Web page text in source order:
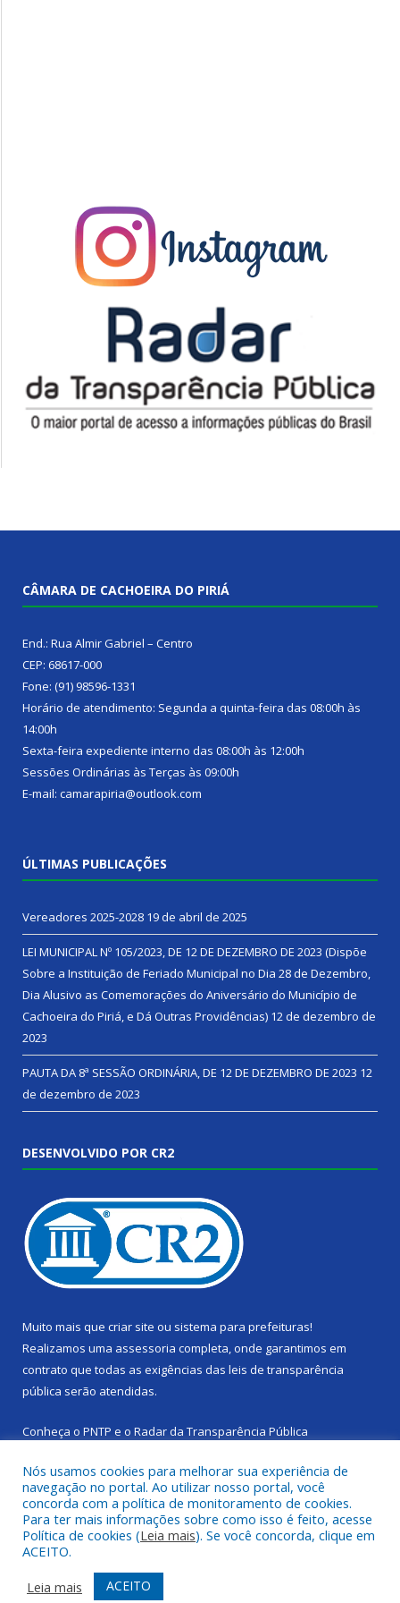
CÂMARA DE CACHOEIRA DO PIRIÁ
End.: Rua Almir Gabriel – Centro
CEP: 68617-000
Fone: (91) 98596-1331
Horário de atendimento: Segunda a quinta-feira das 08:00h às
14:00h
Sexta-feira expediente interno das 08:00h às 12:00h
Sessões Ordinárias às Terças às 09:00h
E-mail: camarapiria@outlook.com
ÚLTIMAS PUBLICAÇÕES
Vereadores 2025-2028 19 de abril de 2025
LEI MUNICIPAL Nº 105/2023, DE 12 DE DEZEMBRO DE 2023 (Dispõe
Sobre a Instituição de Feriado Municipal no Dia 28 de Dezembro,
Dia Alusivo as Comemorações do Aniversário do Município de
Cachoeira do Piriá, e Dá Outras Providências) 12 de dezembro de
2023
PAUTA DA 8ª SESSÃO ORDINÁRIA, DE 12 DE DEZEMBRO DE 2023 12
de dezembro de 2023
DESENVOLVIDO POR CR2
Muito mais que criar site ou sistema para prefeituras!
Realizamos uma assessoria completa, onde garantimos em
contrato que todas as exigências das leis de transparência
pública serão atendidas.
Conheça o PNTP e o Radar da Transparência Pública
Todos os direitos reservados a Câmara Municipal de Cachoeira
do Piriá.
Mapa do Site
Acessar Área Administrativa
Nós usamos cookies para melhorar sua experiência de
navegação no portal. Ao utilizar nosso portal, você
concorda com a política de monitoramento de cookies.
Para ter mais informações sobre como isso é feito, acesse
Política de cookies (Leia mais). Se você concorda, clique em
ACEITO.
Leia mais
ACEITO